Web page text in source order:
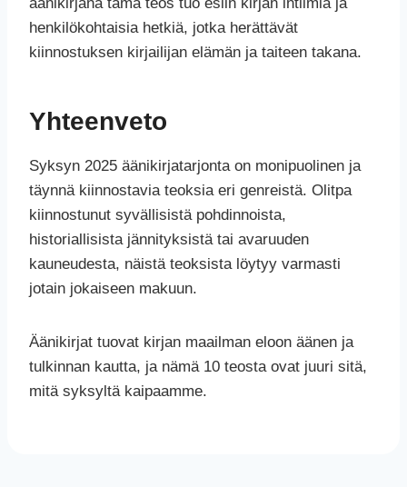
henkilökohtaisia hetkiä, jotka herättävät
kiinnostuksen kirjailijan elämän ja taiteen takana.
Yhteenveto
Syksyn 2025 äänikirjatarjonta on monipuolinen ja
täynnä kiinnostavia teoksia eri genreistä. Olitpa
kiinnostunut syvällisistä pohdinnoista,
historiallisista jännityksistä tai avaruuden
kauneudesta, näistä teoksista löytyy varmasti
jotain jokaiseen makuun.
Äänikirjat tuovat kirjan maailman eloon äänen ja
tulkinnan kautta, ja nämä 10 teosta ovat juuri sitä,
mitä syksyltä kaipaamme.